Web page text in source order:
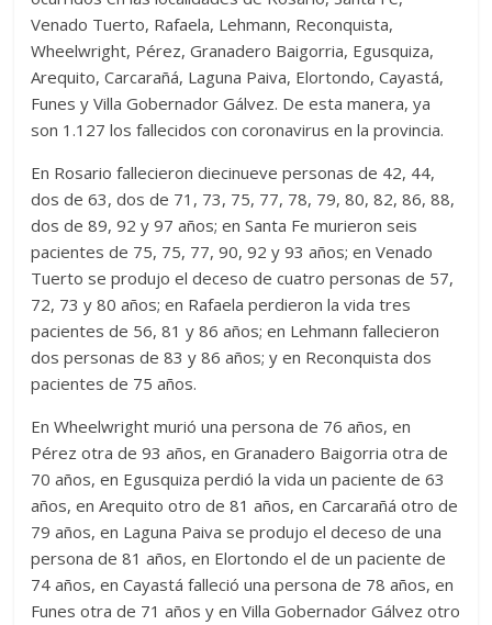
Venado Tuerto, Rafaela, Lehmann, Reconquista,
Wheelwright, Pérez, Granadero Baigorria, Egusquiza,
Arequito, Carcarañá, Laguna Paiva, Elortondo, Cayastá,
Funes y Villa Gobernador Gálvez. De esta manera, ya
son 1.127 los fallecidos con coronavirus en la provincia.
En Rosario fallecieron diecinueve personas de 42, 44,
dos de 63, dos de 71, 73, 75, 77, 78, 79, 80, 82, 86, 88,
dos de 89, 92 y 97 años; en Santa Fe murieron seis
pacientes de 75, 75, 77, 90, 92 y 93 años; en Venado
Tuerto se produjo el deceso de cuatro personas de 57,
72, 73 y 80 años; en Rafaela perdieron la vida tres
pacientes de 56, 81 y 86 años; en Lehmann fallecieron
dos personas de 83 y 86 años; y en Reconquista dos
pacientes de 75 años.
En Wheelwright murió una persona de 76 años, en
Pérez otra de 93 años, en Granadero Baigorria otra de
70 años, en Egusquiza perdió la vida un paciente de 63
años, en Arequito otro de 81 años, en Carcarañá otro de
79 años, en Laguna Paiva se produjo el deceso de una
persona de 81 años, en Elortondo el de un paciente de
74 años, en Cayastá falleció una persona de 78 años, en
Funes otra de 71 años y en Villa Gobernador Gálvez otro